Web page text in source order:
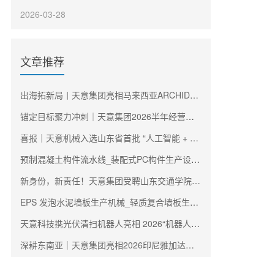
2026-03-28
文章推荐
出海拓新局丨天意集团亮相马来西亚ARCHIDEX建材展
锚定目标聚力冲刺｜天意集团2026半年经营工作会议暨年中述职大会圆满召开
喜报｜天意机械入选山东省首批 “人工智能 + 制造” 双百工程阵容
预制混凝土构件流水线_装配式PC构件生产设备_天意机械生产厂家
新身份，新责任！天意集团受聘山东交通学院工程机械学院理事会副理事长单位
EPS 发泡水泥墙板生产机械_轻质复合墙板生产线_天意机械生产厂家
天意科技携光伏清扫机器人亮相 2026“机器人 +” 创新发展大会
深耕东南亚｜天意集团亮相2026印尼雅加达国际建材及建筑技术展